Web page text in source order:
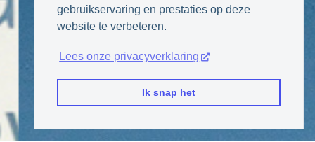
gebruikservaring en prestaties op deze
website te verbeteren.
Lees onze privacyverklaring
Ik snap het